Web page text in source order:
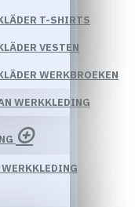
T-SHIRTS
VESTEN
WERKBROEKEN
WERKKLEDING